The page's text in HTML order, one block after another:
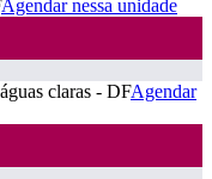
Agendar nessa unidade
claras - DFAgendar